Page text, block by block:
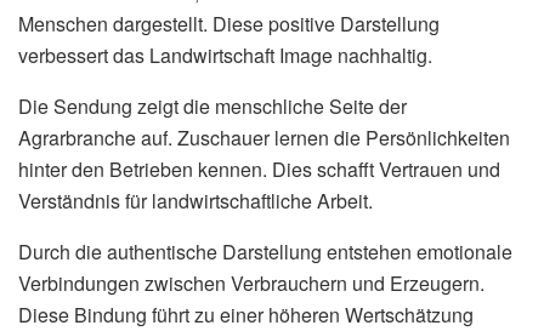
Menschen dargestellt. Diese positive Darstellung
verbessert das Landwirtschaft Image nachhaltig.
Die Sendung zeigt die menschliche Seite der
Agrarbranche auf. Zuschauer lernen die Persönlichkeiten
hinter den Betrieben kennen. Dies schafft Vertrauen und
Verständnis für landwirtschaftliche Arbeit.
Durch die authentische Darstellung entstehen emotionale
Verbindungen zwischen Verbrauchern und Erzeugern.
Diese Bindung führt zu einer höheren Wertschätzung